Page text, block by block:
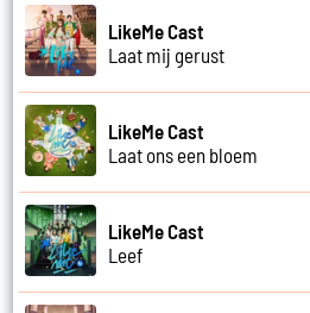
LikeMe Cast
Laat mij gerust
LikeMe Cast
Laat ons een bloem
LikeMe Cast
Leef